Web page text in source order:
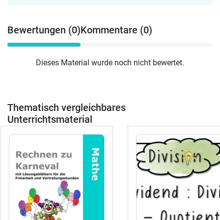
Wünsche? Schreib mir eine Mail:
kontakt@grundschul-rose.de 🌹
Subtraktion im Zahlenraum 1000 mit
Frühlingskarten. Rechenspaziergang
2Die Kinder üben Subtraktion im
Addition im Zahlenraum 100 mit
Frühlingskarten. Rechenspaziergang
Frühling | Addition Subtraktion ZR 100
Klasse 2Die Kinder üben Addition und
Subtraktion im Zahlenraum 100 mit
Frühlingskarten. Rechenspaziergang
Halloween | Addition Subtraktion ZR 100
Klasse 2Die Kinder üben Addition und
Subtraktion im Zahlenraum 100 mit
Herbst- und Halloweenbezug.
Rechenspaziergang Halloween | Addition
Bewertungen (0)Kommentare (0)
Dieses Material wurde noch nicht bewertet.
Thematisch vergleichbares
Unterrichtsmaterial